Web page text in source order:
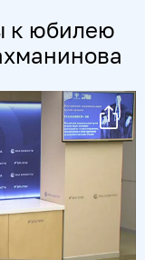
к юбилею